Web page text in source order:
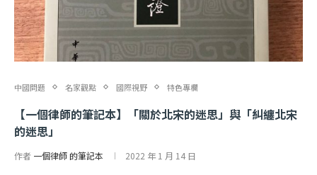
中國問題 名家觀點 國際視野 特色專欄
【一個律師的筆記本】「關於北宋的迷思」與「糾纏北宋
的迷思」
作者 一個律師 的筆記本 2022 年 1 月 14 日